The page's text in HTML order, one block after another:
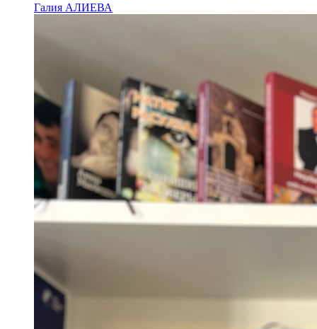
Галия АЛИЕВА